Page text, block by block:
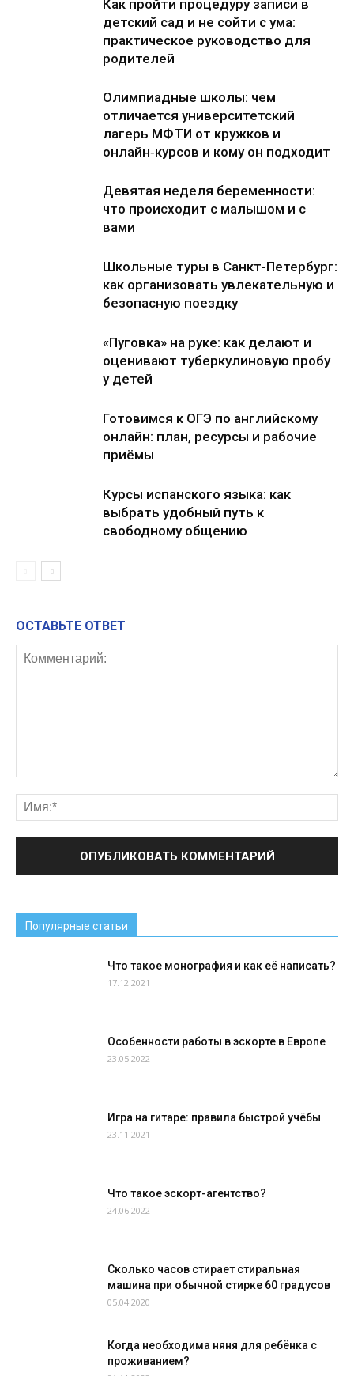
Как пройти процедуру записи в
детский сад и не сойти с ума:
практическое руководство для
родителей
Олимпиадные школы: чем
отличается университетский
лагерь МФТИ от кружков и
онлайн‑курсов и кому он подходит
Девятая неделя беременности:
что происходит с малышом и с
вами
Школьные туры в Санкт-Петербург:
как организовать увлекательную и
безопасную поездку
«Пуговка» на руке: как делают и
оценивают туберкулиновую пробу
у детей
Готовимся к ОГЭ по английскому
онлайн: план, ресурсы и рабочие
приёмы
Курсы испанского языка: как
выбрать удобный путь к
свободному общению
ОСТАВЬТЕ ОТВЕТ
Популярные статьи
Что такое монография и как её написать?
17.12.2021
Особенности работы в эскорте в Европе
23.05.2022
Игра на гитаре: правила быстрой учёбы
23.11.2021
Что такое эскорт-агентство?
24.06.2022
Сколько часов стирает стиральная
машина при обычной стирке 60 градусов
05.04.2020
Когда необходима няня для ребёнка с
проживанием?